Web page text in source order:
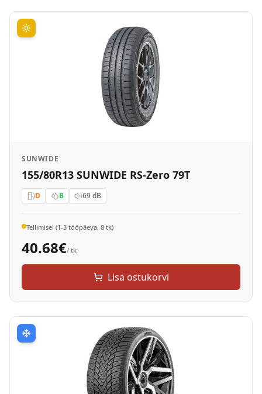
SUNWIDE
155/80R13 SUNWIDE RS-Zero 79T
D B 69dB
Tellimisel (1-3 tööpäeva, 8 tk)
40.68€/ tk
Lisa ostukorvi